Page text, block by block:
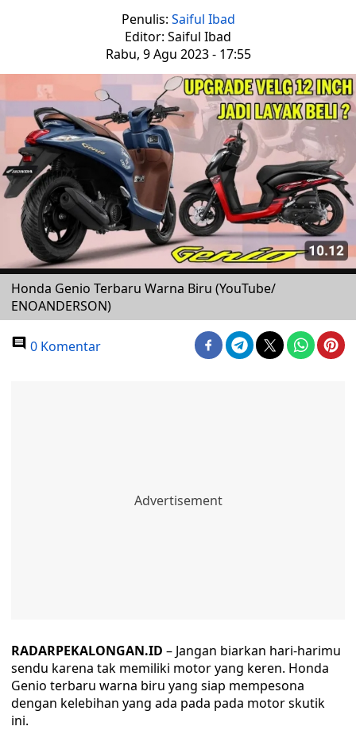
Penulis: Saiful Ibad
Editor: Saiful Ibad
Rabu, 9 Agu 2023 - 17:55
Honda Genio Terbaru Warna Biru (YouTube/
ENOANDERSON)
0 Komentar
RADARPEKALONGAN.ID – Jangan biarkan hari-harimu
sendu karena tak memiliki motor yang keren. Honda
Genio terbaru warna biru yang siap mempesona
dengan kelebihan yang ada pada pada motor skutik
ini.